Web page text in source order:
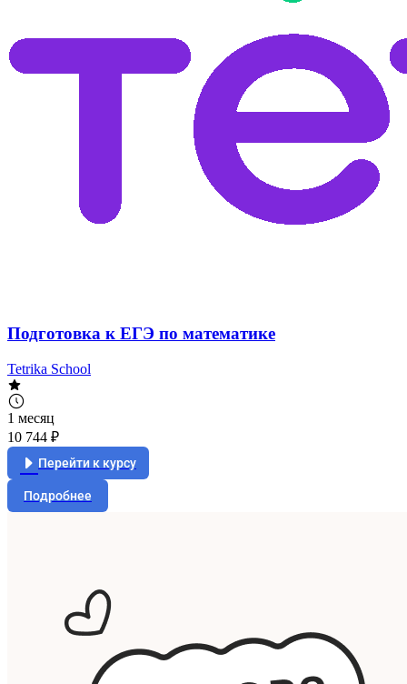
Подготовка к ЕГЭ по математике
Tetrika School
1 месяц
10 744 ₽
Перейти к курсу
Подробнее